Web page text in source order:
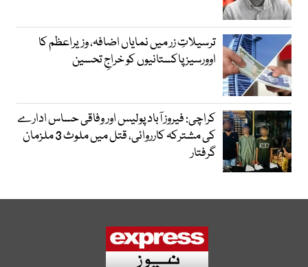
ترسیلاتِ زر میں نمایاں اضافہ، وزیراعظم کا
اوورسیز پاکستانیوں کو خراجِ تحسین
کراچی: فیروز آباد پولیس اور وفاقی حساس ادارے
کی مشترکہ کارروائی، قتل میں ملوث 3 ملزمان
گرفتار